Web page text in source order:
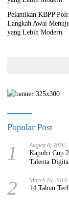
Pelantikan KBPP
Langkah Awal
yang Lebih Modern
Popular Post
1 August 8, 2026
Kapolri Cup
Talenta
2 March 16, 2019
14 Tahun